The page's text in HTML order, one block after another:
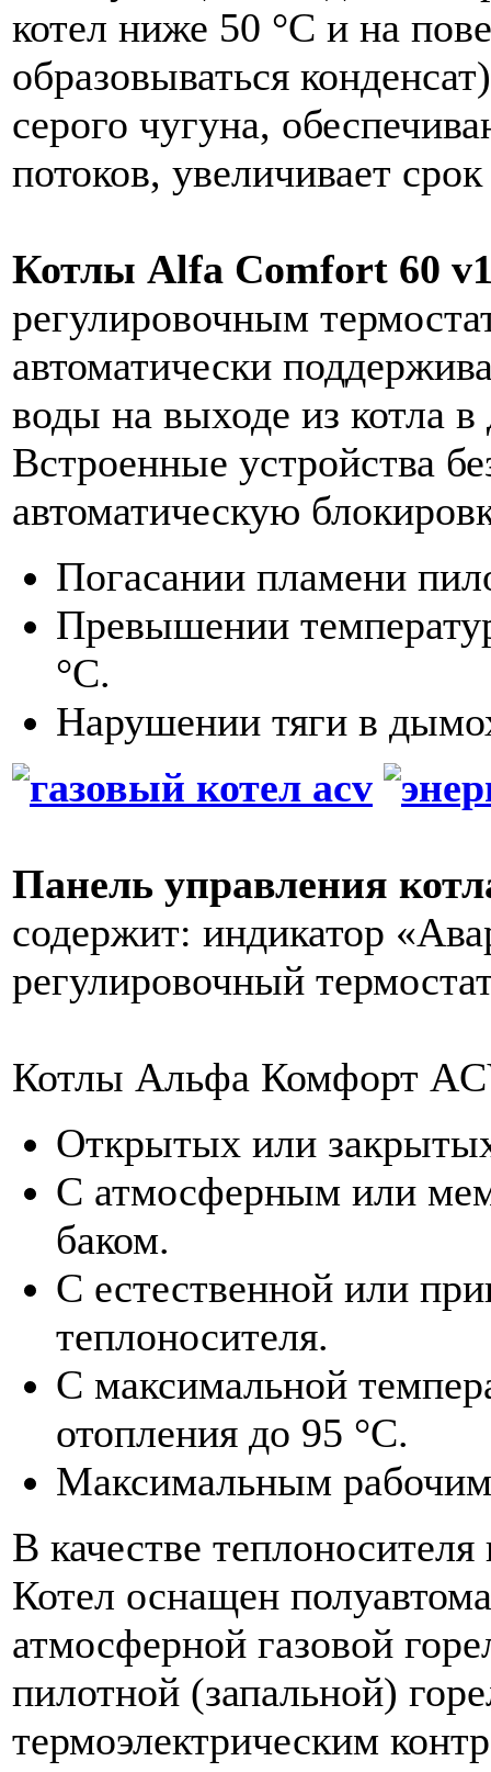
котел ниже 50 °С и на
образовываться
серого чугуна,
потоков, увеличивает
Котлы Alfa Comfort 60
регулировочным
автоматически
воды на выходе из котла
Встроенные устройства
автоматическую
Погасании пламени
Превышении
°С.
Нарушении тяги в
Панель управления
содержит: индикатор
регулировочный
Котлы Альфа Комфорт
Открытых или
С атмосферным или
баком.
С естественной или
теплоносителя.
С максимальной
отопления до 95 °С.
Максимальным
В качестве теплоносителя
Котел оснащен
атмосферной газовой
пилотной (запальной)
термоэлектрическим